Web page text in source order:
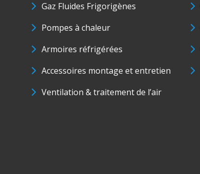
Gaz Fluides Frigorigènes
Pompes à chaleur
Armoires réfrigérées
Accessoires montage et entretien
Ventilation & traitement de l’air